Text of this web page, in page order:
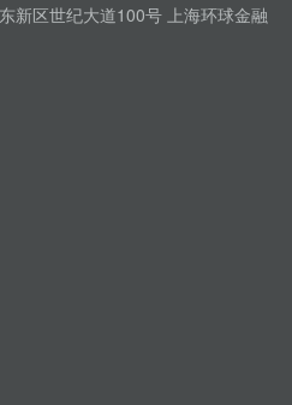
新区世纪大道100号 上海环球金融